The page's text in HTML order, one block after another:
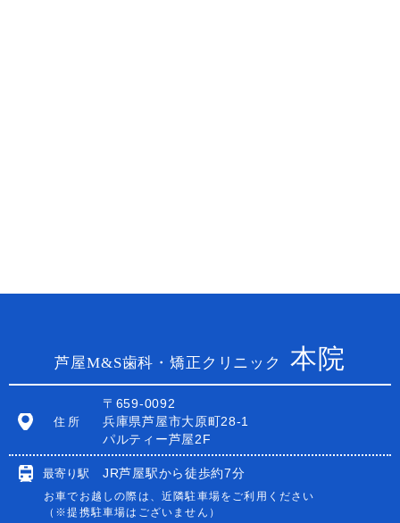
芦屋M&S歯科・矯正クリニック 本院
住所
〒659-0092
兵庫県芦屋市大原町28-1
パルティー芦屋2F
最寄り駅 JR芦屋駅から徒歩約7分
お車でお越しの際は、近隣駐車場をご利用ください
（※提携駐車場はございません）